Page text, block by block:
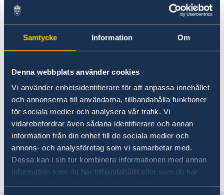
Samtycke Information Om
Denna webbplats använder cookies
Vi använder enhetsidentifierare för att anpassa innehållet
och annonserna till användarna, tillhandahålla funktioner
för sociala medier och analysera vår trafik. Vi
vidarebefordrar även sådana identifierare och annan
information från din enhet till de sociala medier och
annons- och analysföretag som vi samarbetar med.
Dessa kan i sin tur kombinera informationen med annan
information som du har tillhandahållit eller som de har
Die Schwedische Botschaft in Wien bearbeitet
keine Migrationsangelegenheiten (Visa,
Aufenthaltsgenehmigungen oder Asyl).
Für Informationen in
Migrationsangelegenheiten wenden Sie sich
bitte an eine der folgenden schwedischen
Botschaften:Athen Berlin Madrid Paris
Rom. Sie können sich auch direkt an das
Schwedische Migrationsamt(Migrationsverket)
wenden.
Letzte Aktualisierung 18 März 2019, 16.16